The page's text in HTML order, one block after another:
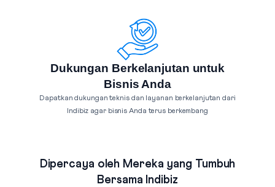
Dukungan Berkelanjutan untuk
Bisnis Anda
Dapatkan dukungan teknis dan layanan berkelanjutan dari
Indibiz agar bisnis Anda terus berkembang
Dipercaya oleh Mereka yang Tumbuh
Bersama Indibiz